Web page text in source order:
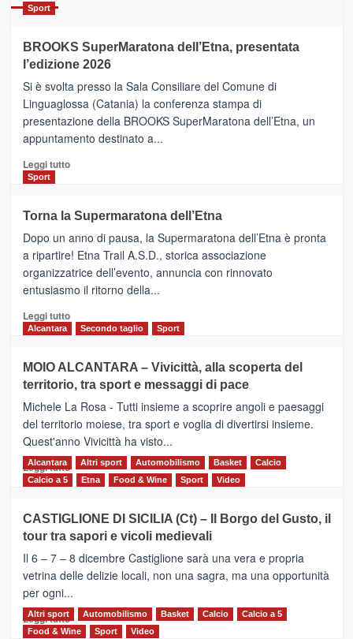
con
la
Al
via
i
collegamenti
Sport
BROOKS SuperMaratona dell’Etna, presentata
l’edizione 2026
Si è svolta presso la Sala Consiliare del Comune di
Linguaglossa (Catania) la conferenza stampa di
presentazione della BROOKS SuperMaratona dell’Etna, un
appuntamento destinato a...
Leggi tuttoLeggi
BROOKS
SuperMaratona
dell’Etna,
presentata
l’edizione
2026
Sport
Torna la Supermaratona dell’Etna
Dopo un anno di pausa, la Supermaratona dell’Etna è pronta
a ripartire! Etna Trail A.S.D., storica associazione
organizzatrice dell’evento, annuncia con rinnovato
entusiasmo il ritorno della...
Leggi tuttoLeggi
Torna
la
Supermaratona
dell’Etna
Alcantara Secondo taglio Sport
MOIO ALCANTARA – Vivicittà, alla scoperta del
territorio, tra sport e messaggi di pace
Michele La Rosa - Tutti insieme a scoprire angoli e paesaggi
del territorio moiese, tra sport e voglia di divertirsi insieme.
Quest'anno Vivicittà ha visto...
Leggi tutto Leggi
MOIO
ALCANTARA
–
Vivicittà,
alla
scoperta
del
territorio,
Alcantara Altri sport Automobilismo Basket
Calcio
Calcio a 5
Etna Food & Wine Sport Video
CASTIGLIONE DI SICILIA (Ct) – Il Borgo del Gusto, il
tour tra sapori e vicoli medievali
Il 6 – 7 – 8 dicembre Castiglione sarà una vera e propria
vetrina delle delizie locali, non una sagra, ma una opportunità
per ogni...
Leggi tuttoLeggi
di
Altri sport Automobilismo Basket Calcio
Calcio a 5
Food & Wine
Sport Video